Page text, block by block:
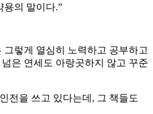
용의 말이다.”
렇게 열심히 노력하고 공부하고
은 연세도 아랑곳하지 않고 꾸준
전을 쓰고 있다는데, 그 책들도